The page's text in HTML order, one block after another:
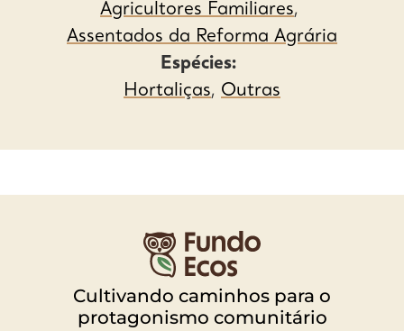
Agricultores Familiares,
Assentados da Reforma Agrária
Espécies:
Hortaliças, Outras
Cultivando caminhos para o
protagonismo comunitário